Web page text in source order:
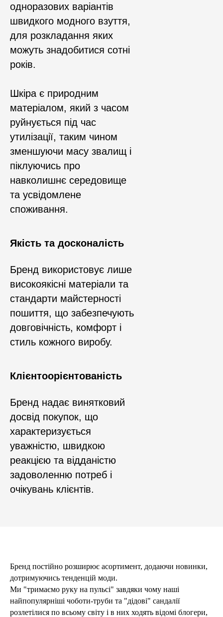
одноразових варіантів
швидкого модного взуття,
для розкладання яких
можуть знадобитися сотні
років.
Шкіра є природним
матеріалом, який з часом
руйнується під час
утилізації, таким чином
зменшуючи масу звалищ і
піклуючись про
навколишнє середовище
та усвідомлене
споживання.
Якість та досконалість
Бренд використовує лише
високоякісні матеріали та
стандарти майстерності
пошиття, що забезпечують
довговічність, комфорт і
стиль кожного виробу.
Клієнтоорієнтованість
Бренд надає винятковий
досвід покупок, що
характеризується
уважністю, швидкою
реакцією та відданістю
задоволенню потреб і
очікувань клієнтів.
Бренд постійно розширює асортимент, додаючи новинки,
дотримуючись тенденцій моди.
Ми "тримаємо руку на пульсі" завдяки чому наші
найпопулярніші чоботи-труби та "дідові" сандалії
розлетілися по всьому світу і в них ходять відомі блогери,